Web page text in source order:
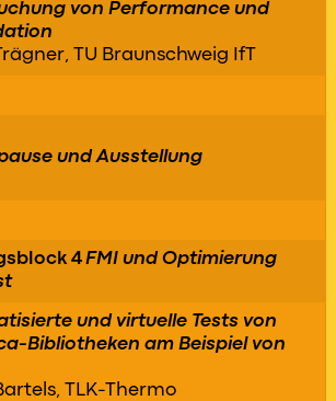
von Performance und
TU Braunschweig IfT
und Ausstellung
4 FMI und Optimierung
und virtuelle Tests von
Bibliotheken am Beispiel von
TLK-Thermo